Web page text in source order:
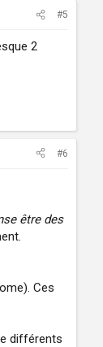
#5
2
#6
être des
Ces
différents